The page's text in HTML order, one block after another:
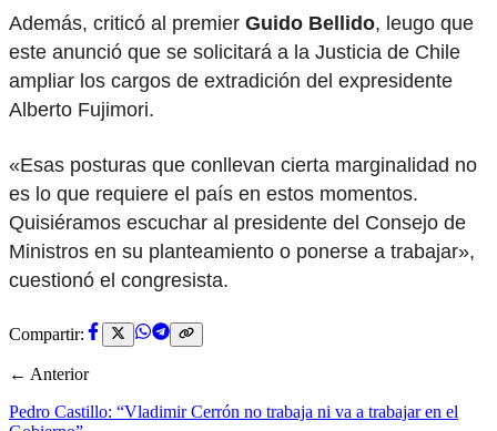
Además, criticó al premier Guido Bellido, leugo que
este anunció que se solicitará a la Justicia de Chile
ampliar los cargos de extradición del expresidente
Alberto Fujimori.
«Esas posturas que conllevan cierta marginalidad no
es lo que requiere el país en estos momentos.
Quisiéramos escuchar al presidente del Consejo de
Ministros en su planteamiento o ponerse a trabajar»,
cuestionó el congresista.
Compartir:
← Anterior
Pedro Castillo: “Vladimir Cerrón no trabaja ni va a trabajar en el